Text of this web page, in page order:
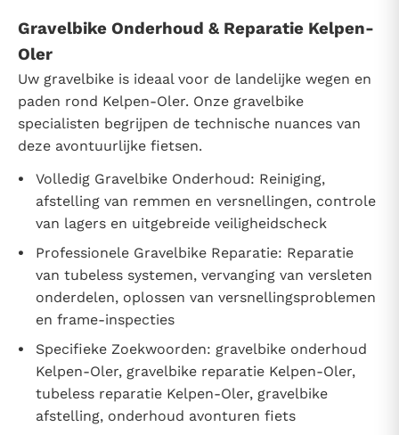
Gravelbike Onderhoud & Reparatie Kelpen-
Oler
Uw gravelbike is ideaal voor de landelijke wegen en
paden rond Kelpen-Oler. Onze gravelbike
specialisten begrijpen de technische nuances van
deze avontuurlijke fietsen.
Volledig Gravelbike Onderhoud: Reiniging,
afstelling van remmen en versnellingen, controle
van lagers en uitgebreide veiligheidscheck
Professionele Gravelbike Reparatie: Reparatie
van tubeless systemen, vervanging van versleten
onderdelen, oplossen van versnellingsproblemen
en frame-inspecties
Specifieke Zoekwoorden: gravelbike onderhoud
Kelpen-Oler, gravelbike reparatie Kelpen-Oler,
tubeless reparatie Kelpen-Oler, gravelbike
afstelling, onderhoud avonturen fiets